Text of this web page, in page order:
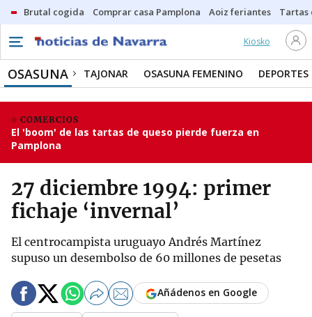
Brutal cogida Comprar casa Pamplona Aoiz feriantes Tartas
Kiosko
OSASUNA TAJONAR OSASUNA FEMENINO DEPORTES
COMERCIOS
El 'boom' de las tartas de queso pierde fuerza en
Pamplona
27 diciembre 1994: primer
fichaje ‘invernal’
El centrocampista uruguayo Andrés Martínez
supuso un desembolso de 60 millones de pesetas
Añádenos en Google